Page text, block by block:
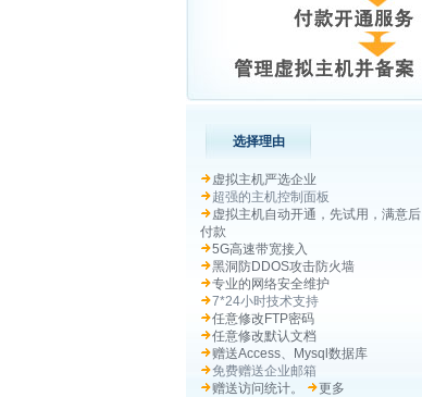
选择理由
虚拟主机严选企业
超强的主机控制面板
虚拟主机自动开通，先试用，满意后
付款
5G高速带宽接入
黑洞防DDOS攻击防火墙
专业的网络安全维护
7*24小时技术支持
任意修改FTP密码
任意修改默认文档
赠送Access、Mysql数据库
免费赠送企业邮箱
赠送访问统计。
更多